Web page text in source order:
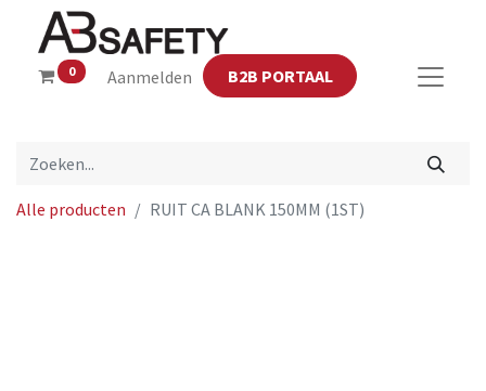
0 Aanmelden B2B PORTAAL
Alle producten RUIT CA BLANK 150MM (1ST)